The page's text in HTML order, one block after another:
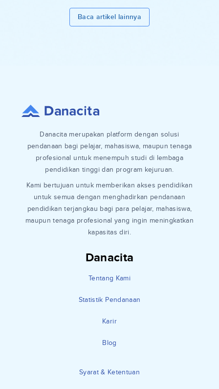
Baca artikel lainnya
Danacita
Tentang Kami
Statistik Pendanaan
Karir
Blog
Syarat & Ketentuan
Danacita merupakan platform dengan solusi
pendanaan bagi pelajar, mahasiswa, maupun tenaga
profesional untuk menempuh studi di lembaga
pendidikan tinggi dan program kejuruan.
Kami bertujuan untuk memberikan akses pendidikan
untuk semua dengan menghadirkan pendanaan
pendidikan terjangkau bagi para pelajar, mahasiswa,
maupun tenaga profesional yang ingin meningkatkan
kapasitas diri.